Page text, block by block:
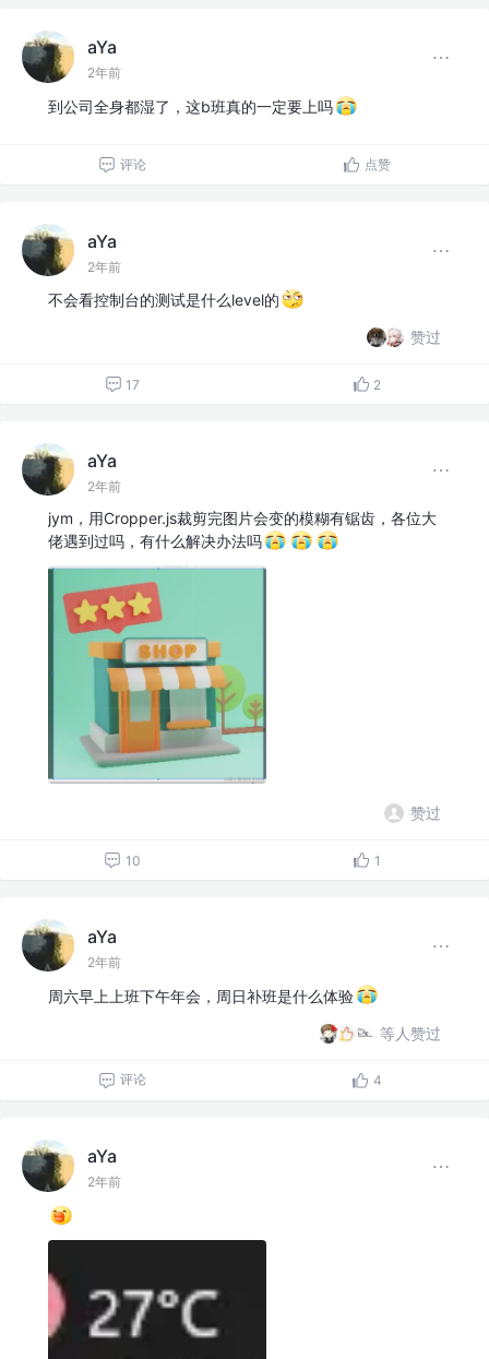
aYa
2年前
到公司全身都湿了，这b班真的一定要上吗
评论 点赞
aYa
2年前
不会看控制台的测试是什么level的
赞过
17 2
aYa
2年前
jym，用Cropper.js裁剪完图片会变的模糊有锯齿，各位大
佬遇到过吗，有什么解决办法吗
赞过
10 1
aYa
2年前
周六早上上班下午年会，周日补班是什么体验
等人赞过
评论 4
aYa
2年前